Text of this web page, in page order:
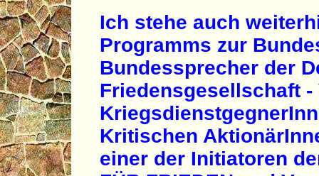
Ich stehe auch
Programms zur
Bundessprecher der
Friedensgesellschaft -
Kritischen
einer der Initiatoren